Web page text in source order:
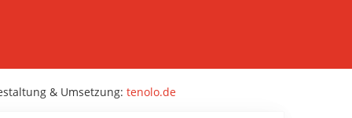
& Umsetzung: tenolo.de